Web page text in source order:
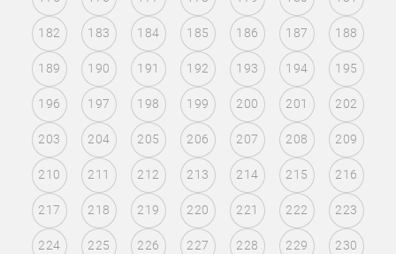
182 183 184 185 186 187 188
189 190 191 192 193 194 195
196 197 198 199 200 201 202
203 204 205 206 207 208 209
210 211 212 213 214 215 216
217 218 219 220 221 222 223
224 225 226 227 228 229 230